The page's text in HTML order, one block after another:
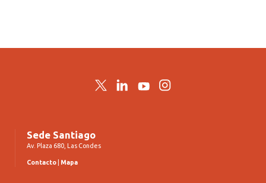
TwitterLinkedInYouTubeInstagram
Sede Santiago
Av. Plaza 680, Las Condes
Contacto Mapa